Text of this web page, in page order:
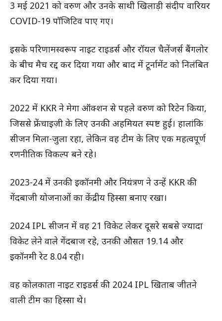
3 मई 2021 को वरुण और उनके साथी खिलाड़ी संदीप वारियर
COVID-19 पॉजिटिव पाए गए।
इसके परिणामस्वरूप नाइट राइडर्स और रॉयल चैलेंजर्स बैंगलोर
के बीच मैच रद्द कर दिया गया और बाद में टूर्नामेंट को निलंबित
कर दिया गया।
2022 में KKR ने मेगा ऑक्शन से पहले वरुण को रिटेन किया,
जिससे फ्रेंचाइज़ी के लिए उनकी अहमियत स्पष्ट हुई। हालांकि
सीजन मिला-जुला रहा, लेकिन वह टीम के लिए एक महत्वपूर्ण
रणनीतिक विकल्प बने रहे।
2023-24 में उनकी इकॉनमी और नियंत्रण ने उन्हें KKR की
गेंदबाजी योजनाओं का केंद्रीय हिस्सा बनाए रखा।
2024 IPL सीजन में वह 21 विकेट लेकर दूसरे सबसे ज्यादा
विकेट लेने वाले गेंदबाज रहे, उनकी औसत 19.14 और
इकॉनमी रेट 8.04 रही।
वह कोलकाता नाइट राइडर्स की 2024 IPL खिताब जीतने
वाली टीम का हिस्सा थे।